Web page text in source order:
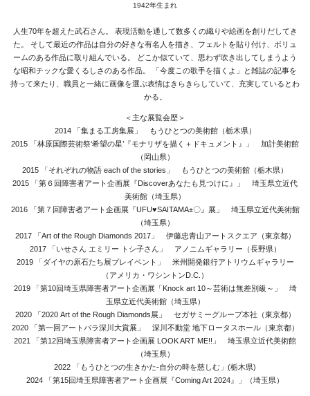
Facebook
Instagram
Youtube
online-shop
art center syu
南関東・甲信障害者
アートサポートセンター
社会福祉法人みぬま福祉会
1942年生まれ
人生70年を超えた武石さん。
表現活動を通して数多くの織りや絵画を創りだしてき
た。
そして最近の作品は自分の好きな有名人を描き、フェルトを貼り付け、ボリュ
ームのある作品に取り組んでいる。
どこか似ていて、思わず吹き出してしまうよう
な昭和チックな愛くるしさのある作品。
「今度この歌手を描くよ」と雑誌の記事を
持って来たり、職員と一緒に画像を選ぶ表情はきらきらしていて、充実しているとわ
かる。
＜主な展覧会歴＞
2014 「集まる工房集展」 もうひとつの美術館（栃木県）
2015 「林原国際芸術祭‘希望の星’『モナリザを描く＋ドキュメント』」 加計美術館
（岡山県）
2015 「それぞれの物語 each of the stories」 もうひとつの美術館（栃木県）
2015 「第６回障害者アート企画展『Discoverあなたも見つけに』」 埼玉県立近代
美術館（埼玉県）
2016 「第７回障害者アート企画展『UFU♥SAITAMA±〇』展」 埼玉県立近代美術館
（埼玉県）
2017 「Art of the Rough Diamonds 2017」 伊藤忠青山アートスクエア（東京都）
2017 「いせさん エミリー トシ子さん」 アノニムギャラリー（長野県）
2019 「ダイヤの原石たち展プレイベント」 米州開発銀行アトリウムギャラリー
（アメリカ・ワシントンD.C.）
2019 「第10回埼玉県障害者アート企画展「Knock art 10～芸術は無差別級～」 埼
玉県立近代美術館（埼玉県）
2020 「2020 Art of the Rough Diamonds展」 セガサミーグループ本社（東京都）
2020 「第一回アートパラ深川大賞展」 深川不動堂 地下ロータスホール（東京都）
2021 「第12回埼玉県障害者アート企画展 LOOK ART ME!!」 埼玉県立近代美術館
（埼玉県）
2022 「もうひとつの生きかた-自分の時を慈しむ」(栃木県)
2024 「第15回埼玉県障害者アート企画展『Coming Art 2024』」（埼玉県）